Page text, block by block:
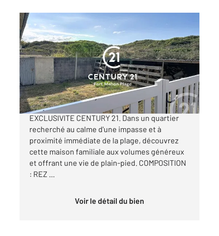
FORT MAHON PLAGE 80
101 m2, 5 pièces
Ref : 358
Maison à vendre
445 000 €
FORT MAHON PLAGE - Secteur plage UNE
EXCLUSIVITE CENTURY 21. Dans un quartier
recherché au calme d'une impasse et à
proximité immédiate de la plage, découvrez
cette maison familiale aux volumes généreux
et offrant une vie de plain-pied. COMPOSITION
: REZ ...
Voir le détail du bien